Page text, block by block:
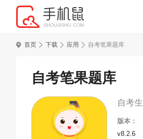
首页 下载 应用 自考笔果题库
自考笔果题库
自考
版本：
v8.2.6